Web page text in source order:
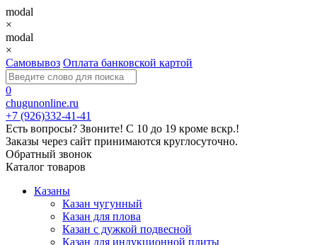
modal
×
modal
×
Самовывоз Оплата банковской картой
0
chugunonline.ru
+7 (926)332-41-41
Есть вопросы? Звоните! С 10 до 19 кроме вскр.!
Заказы через сайт принимаются круглосуточно.
Обратный звонок
Каталог товаров
Казаны
Казан чугунный
Казан для плова
Казан с дужкой подвесной
Казан для индукционной плиты